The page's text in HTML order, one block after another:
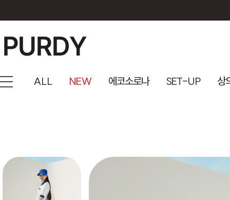
ALL NEW 에코소로나 SET-UP 상